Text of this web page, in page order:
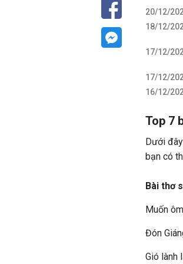
20/12/
18/12/
17/12/
17/12/
16/12/
Top 7
Dưới
bạn có
Bài thơ
Muốn
Đón
Gió lành